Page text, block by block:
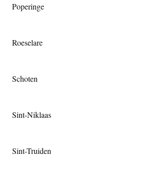
Poperinge
Roeselare
Schoten
Sint-Niklaas
Sint-Truiden